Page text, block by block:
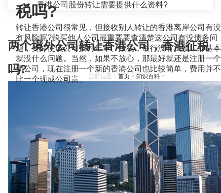
当前位置： 首页> 知识百科>
税吗?
转让香港公司很常见，但接收别人转让的香港离岸公司有没
有风险呢?购买他人公司最重要要查清楚这公司有没债务问
题，要好使该公司按时年审、报税，银行没有负债，那基本
就没什么问题。当然，如果不放心，那最好就还是注册一个
新公司，现在注册一个新的香港公司也比较简单，费用并不
比一个现成公司贵。
香港公司股份转让需要提供什么资料?
两个境外公司转让香港公司，香港征税
吗?